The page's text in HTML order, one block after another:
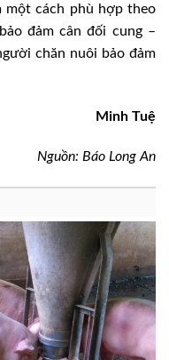
một cách phù hợp theo
đảm cân đối cung –
chăn nuôi bảo đảm
Minh Tuệ
Nguồn: Báo Long An